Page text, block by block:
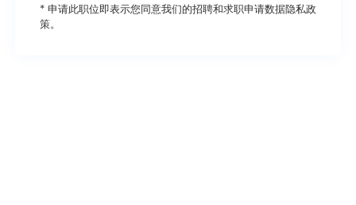
* 申请此职位即表示您同意我们的招聘和求职申请数据隐私政
策。